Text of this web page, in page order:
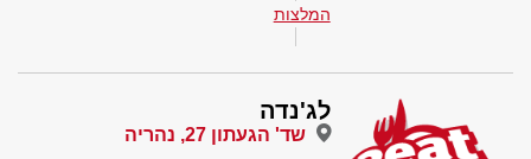
המלצות
לג'נדה
שד' הגעתון 27, נהריה